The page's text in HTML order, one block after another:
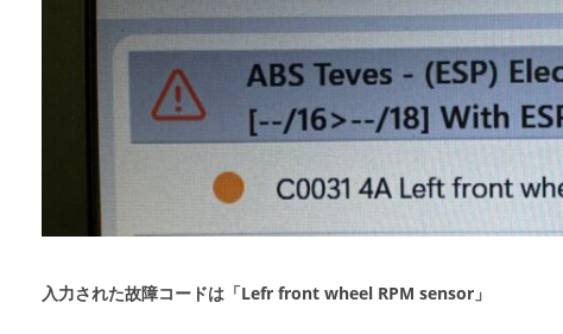
入力された故障コードは「Lefr front wheel RPM sensor」